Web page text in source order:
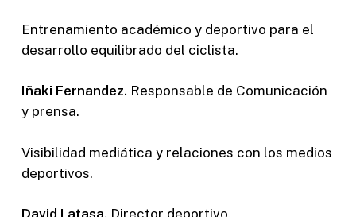
Entrenamiento académico y deportivo para el
desarrollo equilibrado del ciclista.
Iñaki Fernandez. Responsable de Comunicación
y prensa.
Visibilidad mediática y relaciones con los medios
deportivos.
David Latasa. Director deportivo.